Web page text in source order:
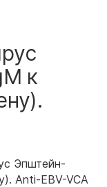
к
Эпштейн-
Anti-EBV-VCA